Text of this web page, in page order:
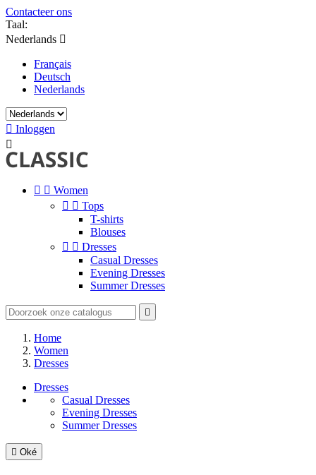
Contacteer ons
Taal:
Nederlands 
Français
Deutsch
Nederlands
 Inloggen

  Women
  Tops
T-shirts
Blouses
  Dresses
Casual Dresses
Evening Dresses
Summer Dresses

Home
Women
Dresses
Dresses
Casual Dresses
Evening Dresses
Summer Dresses
 Oké